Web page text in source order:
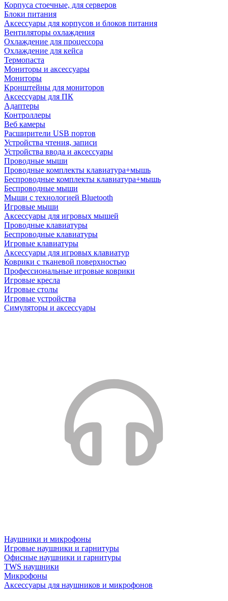
Корпуса стоечные, для серверов
Блоки питания
Аксессуары для корпусов и блоков питания
Вентиляторы охлаждения
Охлаждение для процессора
Охлаждение для кейса
Термопаста
Мониторы и аксессуары
Мониторы
Кронштейны для мониторов
Аксессуары для ПК
Адаптеры
Контроллеры
Веб камеры
Расширители USB портов
Устройства чтения, записи
Устройства ввода и аксессуары
Проводные мыши
Проводные комплекты клавиатура+мышь
Беспроводные комплекты клавиатура+мышь
Беспроводные мыши
Мыши с технологией Bluetooth
Игровые мыши
Аксессуары для игровых мышей
Проводные клавиатуры
Беспроводные клавиатуры
Игровые клавиатуры
Аксессуары для игровых клавиатур
Коврики с тканевой поверхностью
Профессиональные игровые коврики
Игровые кресла
Игровые столы
Игровые устройства
Симуляторы и аксессуары
Наушники и микрофоны
Игровые наушники и гарнитуры
Офисные наушники и гарнитуры
TWS наушники
Микрофоны
Аксессуары для наушников и микрофонов